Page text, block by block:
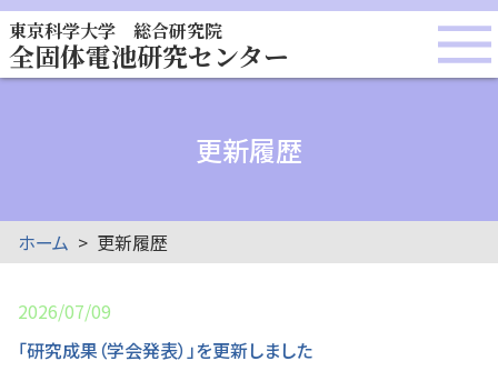
東京科学大学 総合研究院
全固体電池研究センター
更新履歴
ホーム 更新履歴
2026/07/09
「研究成果（学会発表）」を更新しました